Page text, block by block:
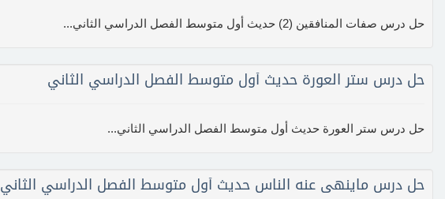
حل درس صفات المنافقين (2) حديث أول متوسط الفصل الدراسي الثاني...
حل درس ستر العورة حديث أول متوسط الفصل الدراسي الثاني
حل درس ستر العورة حديث أول متوسط الفصل الدراسي الثاني...
حل درس ماينهى عنه الناس حديث أول متوسط الفصل الدراسي الثاني